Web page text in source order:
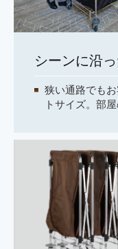
シーンに沿
狭い通路でも
トサイズ。部